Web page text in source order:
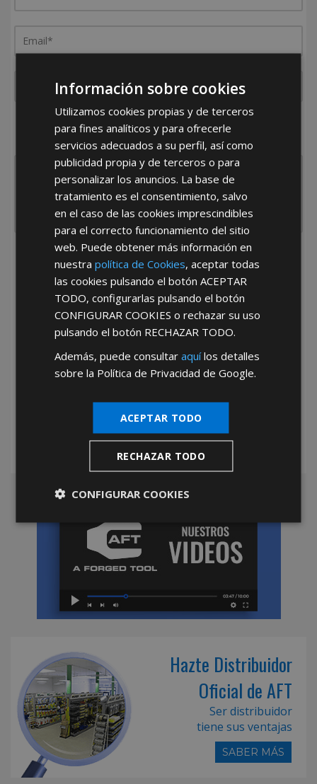
¿De dónde es la empresa?
España
Portugal Otros
He leído y acepto la Política de Privacidad
*Abstenerse particulares, sólo venta a tiendas y empresas minoristas y
Hazte Distribuidor
Oficial de AFT
Ser distribuidor
tiene sus ventajas
SABER MÁS
Información sobre cookies
Utilizamos cookies propias y de terceros
para fines analíticos y para ofrecerle
servicios adecuados a su perfil, así como
publicidad propia y de terceros o para
personalizar los anuncios. La base de
tratamiento es el consentimiento, salvo
en el caso de las cookies imprescindibles
para el correcto funcionamiento del sitio
web. Puede obtener más información en
nuestrapolítica de Cookies, aceptar todas
las cookies pulsando el botónACEPTAR
TODO, configurarlas pulsando el botón
CONFIGURAR COOKIES o rechazar su uso
pulsando el botón RECHAZAR TODO.
Además, puede consultaraquílos detalles
sobre la Política de Privacidad de Google.
ACEPTAR TODO
RECHAZAR TODO
CONFIGURAR COOKIES